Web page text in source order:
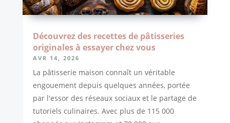
Découvrez des recettes de pâtisseries
originales à essayer chez vous
AVR 14, 2026
La pâtisserie maison connaît un véritable
engouement depuis quelques années, portée
par l'essor des réseaux sociaux et le partage de
tutoriels culinaires. Avec plus de 115 000